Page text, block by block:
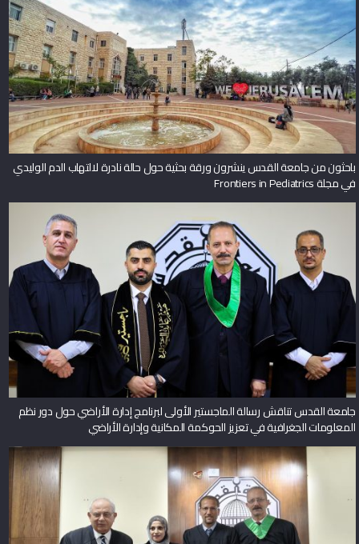
باحثون من جامعة القدس ينشرون ورقة بحثية حول حالة نادرة لالتهاب الدم الوليدي
في مجلة Frontiers in Pediatrics
جامعة القدس تناقش رسالة الماجستير الأولى لبرنامج إدارة الأراضي حول دور نظم
المعلومات الجغرافية في تعزيز الحوكمة المكانية وإدارة الأراضي